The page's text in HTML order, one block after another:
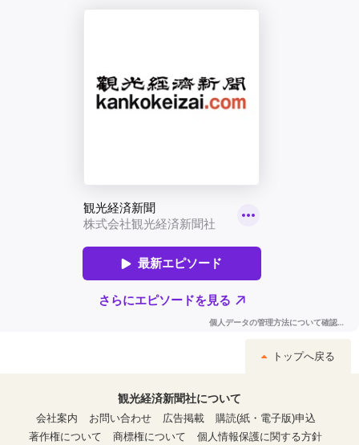
トップへ戻る
観光経済新聞社について
会社案内
お問い合わせ 広告掲載
購読(紙・電子版)申込
著作権について
商標権について 個人情報保護に関する方針